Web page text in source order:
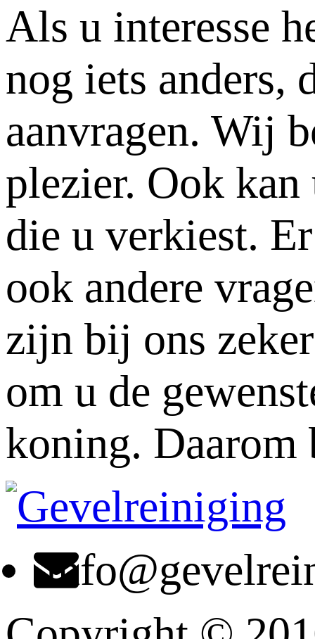
Als u interesse
nog iets
aanvragen. Wij
plezier. Ook kan
die u verkiest.
ook andere
zijn bij ons
om u de
koning. Daarom